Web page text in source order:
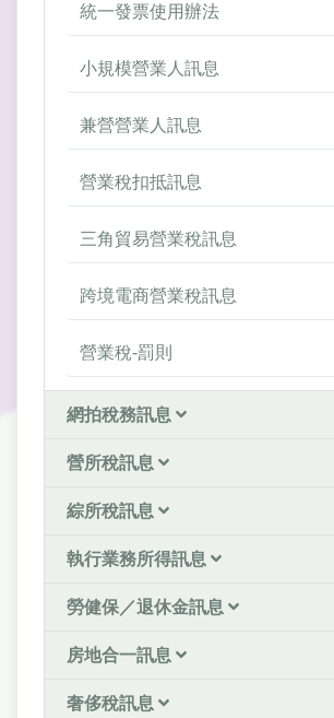
統一發票使用辦法
小規模營業人訊息
兼營營業人訊息
營業稅扣抵訊息
三角貿易營業稅訊息
跨境電商營業稅訊息
營業稅-罰則
網拍稅務訊息
營所稅訊息
綜所稅訊息
執行業務所得訊息
勞健保／退休金訊息
房地合一訊息
奢侈稅訊息